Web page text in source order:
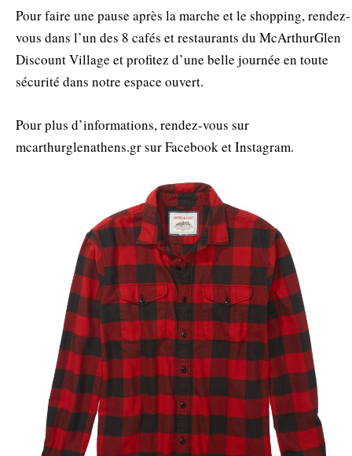
Pour faire une pause après la marche et le shopping, rendez-
vous dans l’un des 8 cafés et restaurants du McArthurGlen
Discount Village et profitez d’une belle journée en toute
sécurité dans notre espace ouvert.
Pour plus d’informations, rendez-vous sur
mcarthurglenathens.gr sur Facebook et Instagram.